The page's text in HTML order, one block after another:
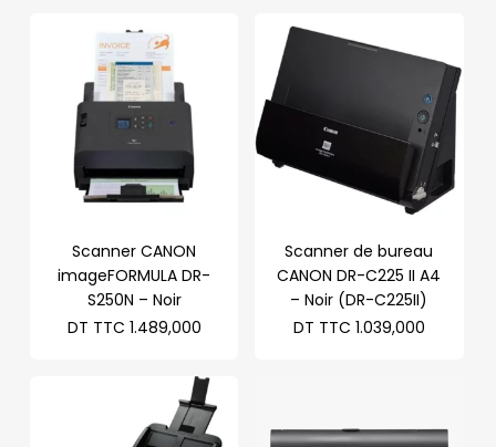
Scanner CANON
imageFORMULA DR-
S250N – Noir
DT TTC 1.489,000
Scanner de bureau
CANON DR-C225 II A4
– Noir (DR-C225II)
DT TTC 1.039,000